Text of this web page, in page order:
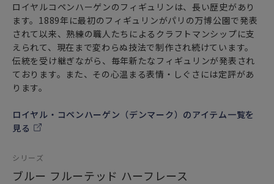
ロイヤルコペンハーゲンのフィギュリンは、長い歴史があり
ます。1889年に最初のフィギュリンがパリの万博公園で発表
されて以来、熟練の職人たちによるクラフトマンシップに支
えられて、現在まで変わらぬ技法で制作され続けています。
伝統を受け継ぎながら、毎年新たなフィギュリンが発表され
ております。また、その心温まる表情・しぐさには定評があ
ります。
ロイヤル・コペンハーゲン（デンマーク）のアイテム一覧を
見る
シリーズ
ブルー フルーテッド ハーフレース